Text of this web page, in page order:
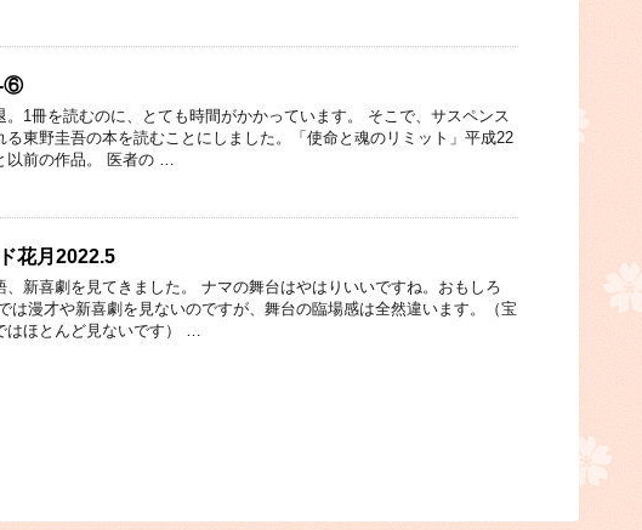
-⑥
。1冊を読むのに、とても時間がかかっています。 そこで、サスペンス
る東野圭吾の本を読むことにしました。「使命と魂のリミット」平成22
以前の作品。 医者の …
花月2022.5
、新喜劇を見てきました。 ナマの舞台はやはりいいですね。おもしろ
は漫才や新喜劇を見ないのですが、舞台の臨場感は全然違います。（宝
はほとんど見ないです） …